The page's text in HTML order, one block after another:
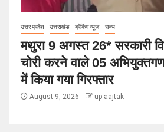
उत्तर प्रदेश उत्तराखंड ब्रेकिंग न्यूज़ राज्य
मथुरा 9 अगस्त 26* सरकारी
चोरी करने वाले 05
में किया गया गिरफ्तार
August 9, 2026 up aajtak